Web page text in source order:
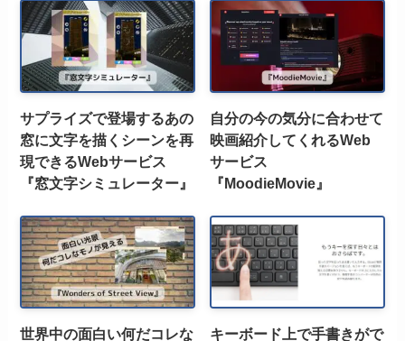
サプライズで登場するあの
窓に文字を描くシーンを再
現できるWebサービス
『窓文字シミュレーター』
自分の今の気分に合わせて
映画紹介してくれるWeb
サービス
『MoodieMovie』
世界中の面白い何だコレな キーボード上で手書きがで